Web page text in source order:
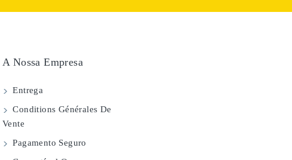
A Nossa Empresa
Entrega
Conditions Générales De
Vente
Pagamento Seguro